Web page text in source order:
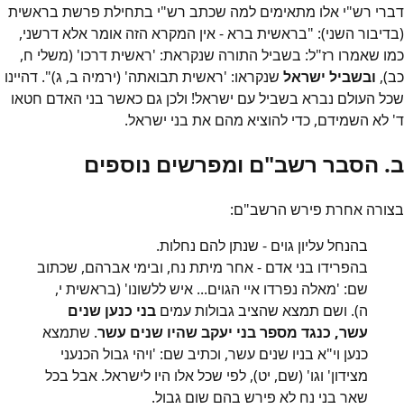
דברי רש"י אלו מתאימים למה שכתב רש"י בתחילת פרשת בראשית
(בדיבור השני): "בראשית ברא - אין המקרא הזה אומר אלא דרשני,
כמו שאמרו רז"ל: בשביל התורה שנקראת: 'ראשית דרכו' (משלי ח,
כב), ובשביל ישראל שנקראו: 'ראשית תבואתה' (ירמיה ב, ג)". דהיינו
שכל העולם נברא בשביל עם ישראל! ולכן גם כאשר בני האדם חטאו
ד' לא השמידם, כדי להוציא מהם את בני ישראל.
ב. הסבר רשב"ם ומפרשים נוספים
בצורה אחרת פירש הרשב"ם:
בהנחל עליון גוים - שנתן להם נחלות.
בהפרידו בני אדם - אחר מיתת נח, ובימי אברהם, שכתוב
שם: 'מאלה נפרדו איי הגוים... איש ללשונו' (בראשית י,
ה). ושם תמצא שהציב גבולות עמים בני כנען שנים
עשר, כנגד מספר בני יעקב שהיו שנים עשר. שתמצא
כנען וי"א בניו שנים עשר, וכתיב שם: 'ויהי גבול הכנעני
מצידון' וגו' (שם, יט), לפי שכל אלו היו לישראל. אבל בכל
שאר בני נח לא פירש בהם שום גבול.